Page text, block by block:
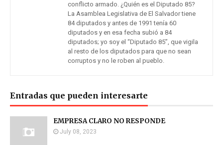
conflicto armado. ¿Quién es el Diputado 85?
La Asamblea Legislativa de El Salvador tiene
84 diputados y antes de 1991 tenía 60
diputados y en esa fecha subió a 84
diputados; yo soy el “Diputado 85”, que vigila
al resto de los diputados para que no sean
corruptos y no le roben al pueblo.
Entradas que pueden interesarte
EMPRESA CLARO NO RESPONDE
July 08, 2023